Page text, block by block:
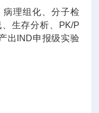
病理组化、分子检
生存分析、PK/P
出IND申报级实验